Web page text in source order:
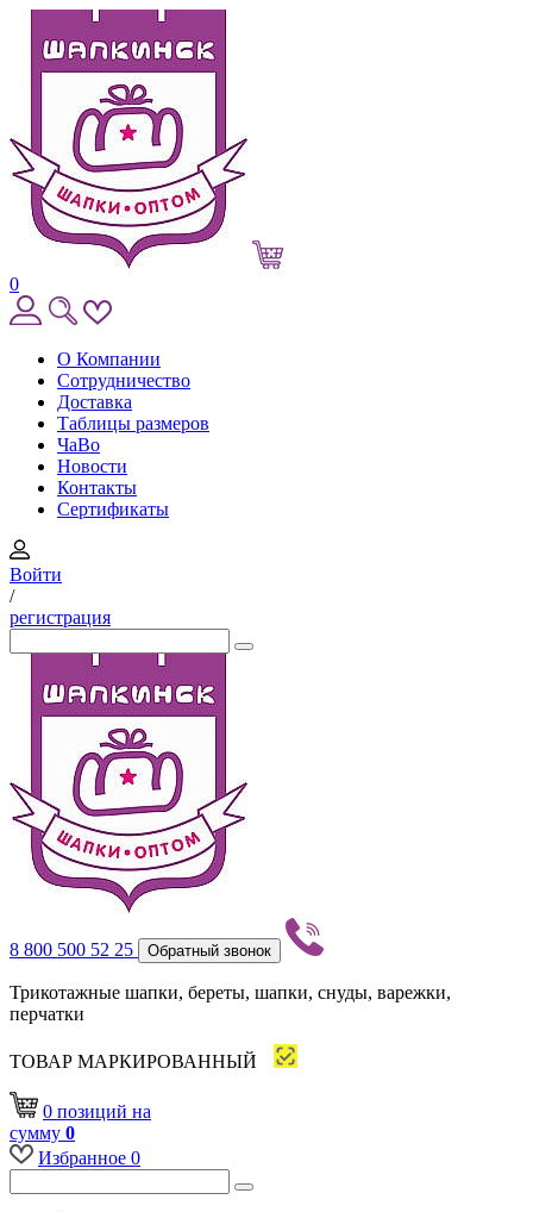
0
О Компании
Сотрудничество
Доставка
Таблицы размеров
ЧаВо
Новости
Контакты
Сертификаты
Войти
/
регистрация
8 800 500 52 25 Обратный звонок
Трикотажные шапки, береты, шапки, снуды, варежки,
перчатки
ТОВАР МАРКИРОВАННЫЙ
0 позиций на
сумму 0
Избранное 0